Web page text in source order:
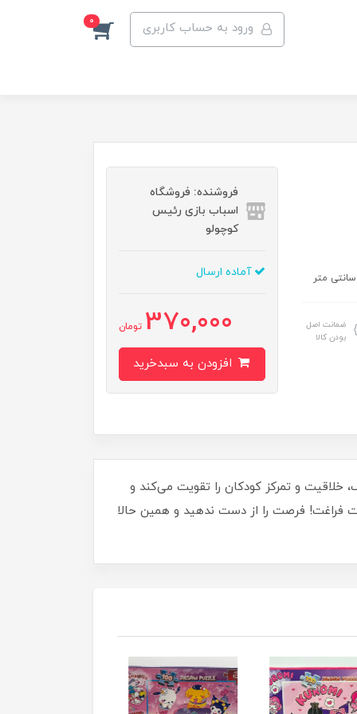
ورود به حساب کاربری 0
ضمانت اصل
بودن کالا
فروشنده: فروشگاه
اسباب بازی رئیس
کوچولو
آماده ارسال
370,000 تومان
و رنگارنگ، خلاقیت و تمرکز کودکان را تقویت می‌کند و
فراغت! فرصت را از دست ندهید و همین حالا